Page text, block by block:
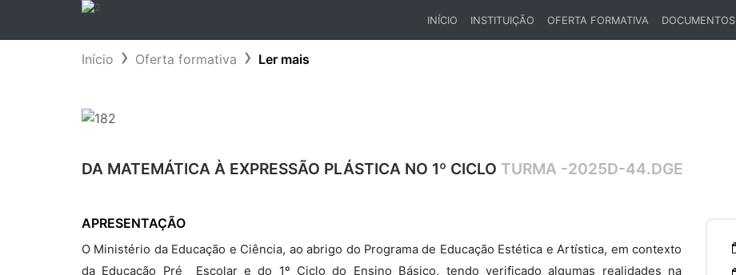
INÍCIO
INSTITUIÇÃO OFERTA FORMATIVA DOCUMENTOS
Início Oferta formativa Ler mais
DA MATEMÁTICA À EXPRESSÃO PLÁSTICA NO 1º CICLO TURMA -2025D-44.DGE
APRESENTAÇÃO
O Ministério da Educação e Ciência, ao abrigo do Programa de Educação Estética e Artística, em contexto
da Educação Pré  Escolar e do 1º Ciclo do Ensino Básico, tendo verificado algumas realidades na